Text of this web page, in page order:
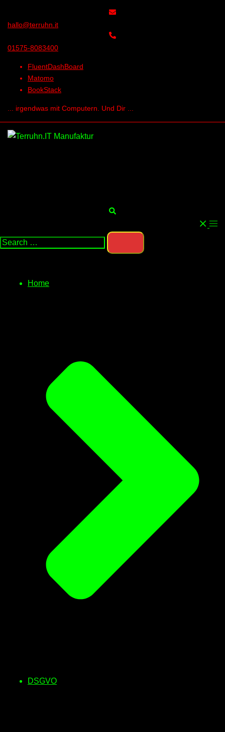
hallo@terruhn.it
01575-8083400
FluentDashBoard
Matomo
BookStack
... irgendwas mit Computern. Und Dir ...
Search…
Home
DSGVO